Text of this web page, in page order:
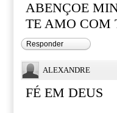
ABENÇOE
TE AMO COM
Responder
ALEXANDRE
FÉ EM DEUS